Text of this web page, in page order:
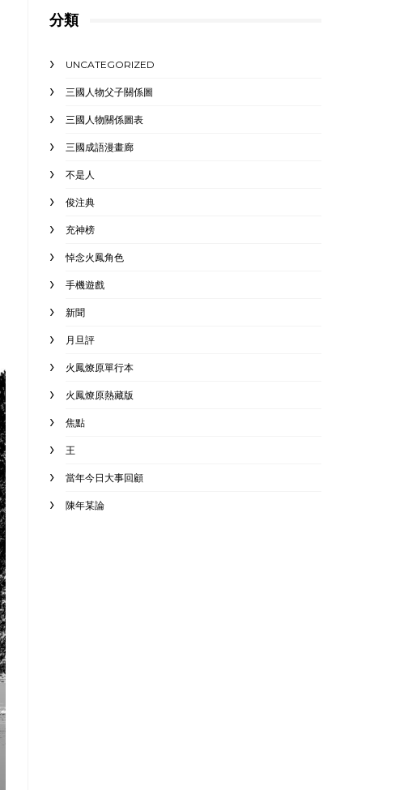
分類
UNCATEGORIZED
三國人物父子關係圖
三國人物關係圖表
三國成語漫畫廊
不是人
俊注典
充神榜
悼念火鳳角色
手機遊戲
新聞
月旦評
火鳳燎原單行本
火鳳燎原熱藏版
焦點
王
當年今日大事回顧
陳年某論